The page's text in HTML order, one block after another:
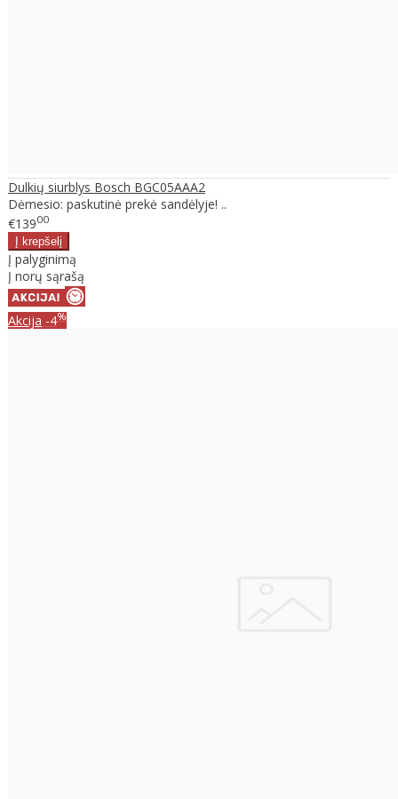
Dulkių siurblys Bosch BGC05AAA2
Dėmesio: paskutinė prekė sandėlyje! ..
€13900
Į palyginimą
Į norų sąrašą
Akcija -4%